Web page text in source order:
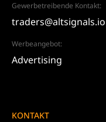
Gewerbetreibende Kontakt:
traders@altsignals.io
Werbeangebot:
Advertising
KONTAKT